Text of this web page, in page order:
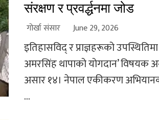
संरक्षण र प्रवर्द्धनमा जोड
गोर्खा संसार June 29, 2026
इतिहासविद् र प्राज्ञहरूको
अमरसिंह थापाको योगदान’ विषयक
असार १४। नेपाल एकीकरण
...